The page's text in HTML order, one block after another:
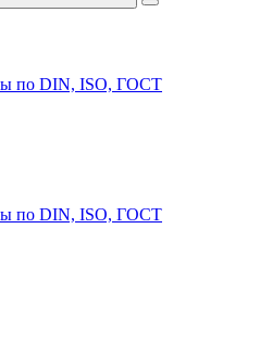
по DIN, ISO, ГОСТ
по DIN, ISO, ГОСТ